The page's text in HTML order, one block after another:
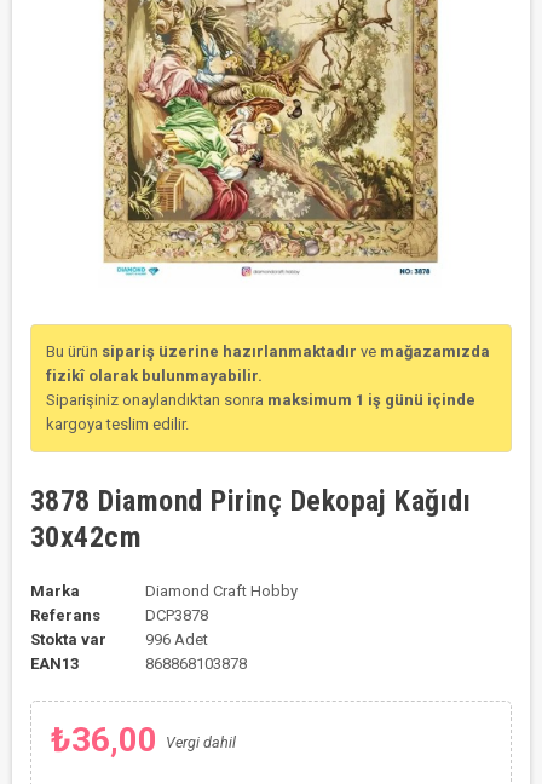
Bu ürün sipariş üzerine hazırlanmaktadır ve mağazamızda
fizikî olarak bulunmayabilir.
Siparişiniz onaylandıktan sonra maksimum 1 iş günü içinde
kargoya teslim edilir.
3878 Diamond Pirinç Dekopaj Kağıdı
30x42cm
Marka
Diamond Craft Hobby
Referans
DCP3878
Stokta var
996 Adet
EAN13
868868103878
₺36,00 Vergi dahil